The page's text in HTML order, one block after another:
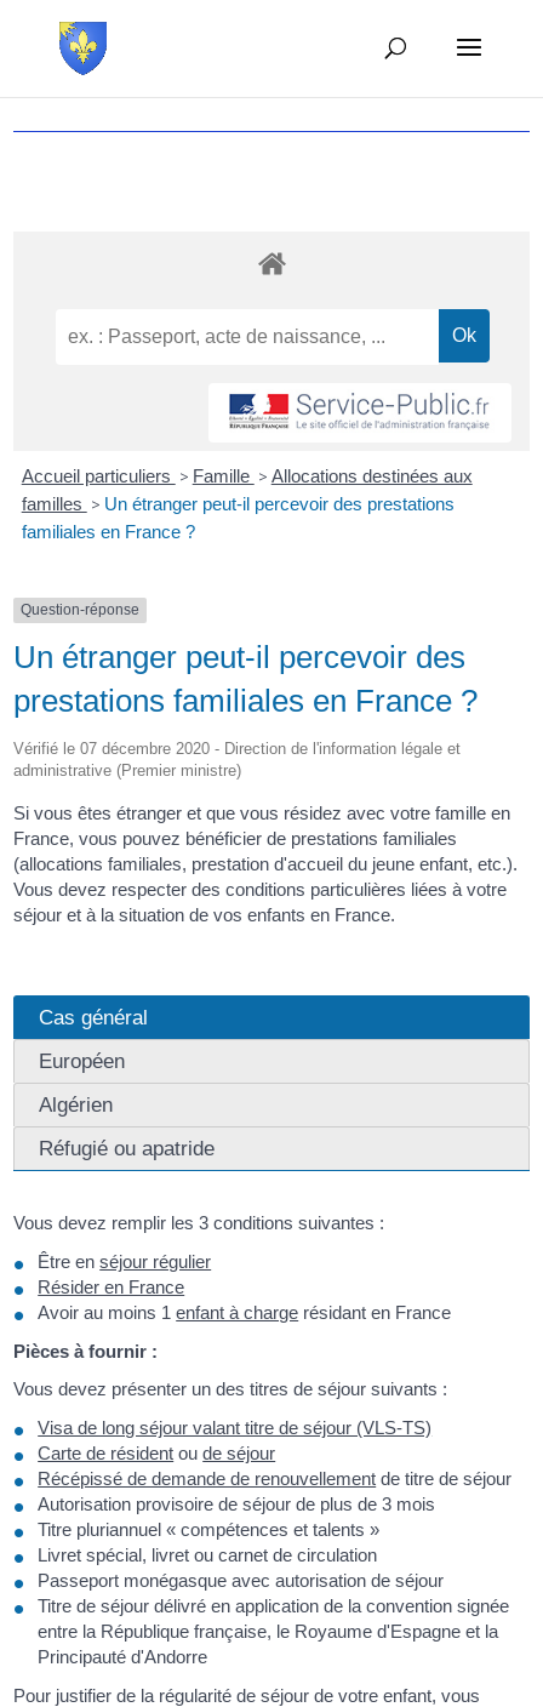
Accueil particuliers > Famille > Allocations destinées aux
familles > Un étranger peut-il percevoir des prestations
familiales en France ?
Question-réponse
Un étranger peut-il percevoir des
prestations familiales en France ?
Vérifié le 07 décembre 2020 - Direction de l'information légale et
administrative (Premier ministre)
Si vous êtes étranger et que vous résidez avec votre famille en
France, vous pouvez bénéficier de prestations familiales
(allocations familiales, prestation d'accueil du jeune enfant, etc.).
Vous devez respecter des conditions particulières liées à votre
séjour et à la situation de vos enfants en France.
Cas général
Européen
Algérien
Réfugié ou apatride
Vous devez remplir les 3 conditions suivantes :
Être enséjour régulier
Résider en France
Avoir au moins 1enfant à charge résidant en France
Pièces à fournir :
Vous devez présenter un des titres de séjour suivants :
Visa de long séjour valant titre de séjour (VLS-TS)
Carte de résident oude séjour
Récépissé de demande de renouvellement de titre de séjour
Autorisation provisoire de séjour de plus de 3 mois
Titre pluriannuel « compétences et talents »
Livret spécial, livret ou carnet de circulation
Passeport monégasque avec autorisation de séjour
Titre de séjour délivré en application de la convention signée
entre la République française, le Royaume d'Espagne et la
Principauté d'Andorre
Pour justifier de la régularité de séjour de votre enfant, vous